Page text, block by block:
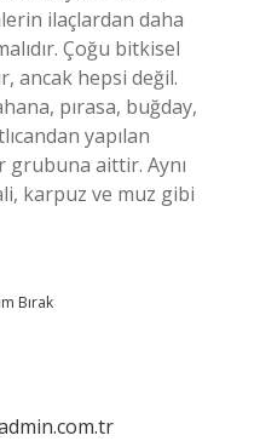
ilaçlardan daha
Çoğu bitkisel
ancak hepsi değil.
pırasa, buğday,
yapılan
grubuna aittir. Aynı
karpuz ve muz gibi
Bırak